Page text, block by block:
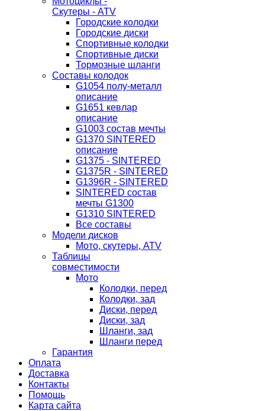
Скутеры - ATV
Городские колодки
Городские диски
Спортивные колодки
Спортивные диски
Тормозные шланги
Составы колодок
G1054 полу-металл
описание
G1651 кевлар
описание
G1003 состав мечты
G1370 SINTERED
описание
G1375 - SINTERED
G1375R - SINTERED
G1396R - SINTERED
SINTERED состав
мечты G1300
G1310 SINTERED
Все составы
Модели дисков
Мото, скутеры, ATV
Таблицы
совместимости
Мото
Колодки, перед
Колодки, зад
Диски, перед
Диски, зад
Шланги, зад
Шланги перед
Гарантия
Оплата
Доставка
Контакты
Помощь
Карта сайта